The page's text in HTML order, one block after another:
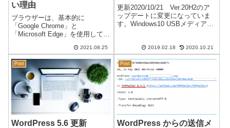
い理由
ブラウザーは、基本的に
「Google Chrome」と
「Microsoft Edge」を使用してい
ー Edge（旧） から、2020年1月
に Chromium版 Edge（新） がリ
リースされ、Chrome と ...
2021.08.25
更新2020/10/21 Ver.20H2のア
ップデートに変更になっていま
す。Windows10 USBメディア
気にすることなくバージョンア
ップを行っています。個人的に
は、複数...
2019.02.18 2020.10.21
Post
WordPress 5.6 更新
Post
WordPress からの送信メ